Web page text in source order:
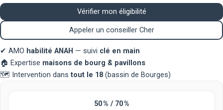
Vérifier mon éligibilité
Appeler un conseiller Cher
✔ AMO habilité ANAH — suivi clé en main
🏠 Expertise maisons de bourg & pavillons
🗺️ Intervention danstout le 18 (bassin de Bourges)
50 % / 70 %